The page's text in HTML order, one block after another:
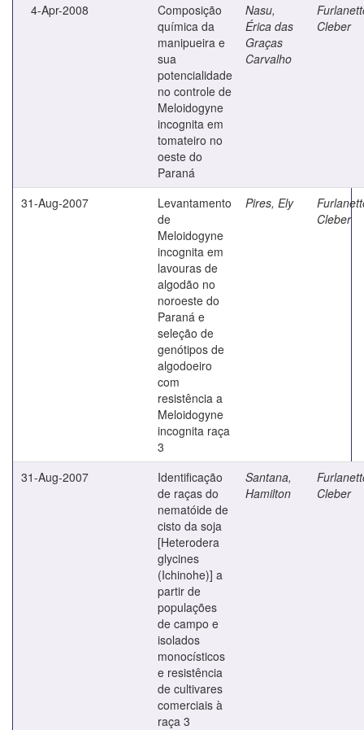
4-Apr-2008
Composição
química da
manipueira e
sua
potencialidade
no controle de
Meloidogyne
incognita em
tomateiro no
oeste do
Paraná
Nasu,
Érica das
Graças
Carvalho
Cleber
31-Aug-2007
Levantamento
de
Meloidogyne
incognita em
lavouras de
algodão no
noroeste do
Paraná e
seleção de
genótipos de
algodoeiro
com
resistência a
Meloidogyne
incognita raça
3
Pires, Ely
Cleber
31-Aug-2007
Identificação
de raças do
nematóide de
cisto da soja
[Heterodera
glycines
(Ichinohe)] a
partir de
populações
de campo e
isolados
monocísticos
e resistência
de cultivares
comerciais à
raça 3
Santana,
Hamilton
Cleber